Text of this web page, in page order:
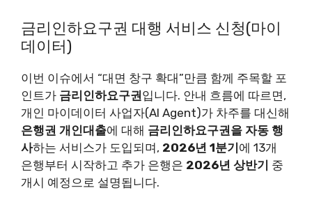
금리인하요구권 대행 서비스 신청(마이
데이터)
이번 이슈에서 “대면 창구 확대”만큼 함께 주목할 포
인트가 금리인하요구권입니다. 안내 흐름에 따르면,
개인 마이데이터 사업자(AI Agent)가 차주를 대신해
은행권 개인대출에 대해 금리인하요구권을 자동 행
사하는 서비스가 도입되며, 2026년 1분기 에 13개
은행부터 시작하고 추가 은행은 2026년 상반기 중
개시 예정으로 설명됩니다.